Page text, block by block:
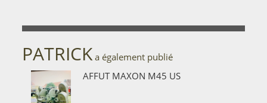
PATRICKa également publié
AFFUT MAXON M45 US